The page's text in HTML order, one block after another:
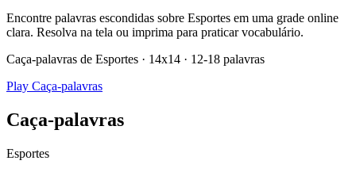
Encontre palavras escondidas sobre Esportes em uma grade online
clara. Resolva na tela ou imprima para praticar vocabulário.
Caça-palavras de Esportes · 14x14 · 12-18 palavras
Play Caça-palavras
Caça-palavras
Esportes